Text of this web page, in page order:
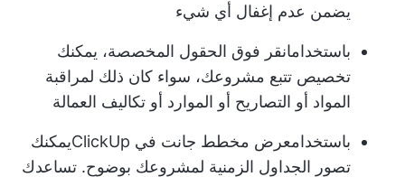
يضمن عدم إغفال أي شيء
باستخدامانقر فوق الحقول المخصصة، يمكنك
تخصيص تتبع مشروعك، سواء كان ذلك لمراقبة
المواد أو التصاريح أو الموارد أو تكاليف العمالة
باستخدامعرض مخطط جانت في ClickUp
يمكنك
تصور الجداول الزمنية لمشروعك بوضوح. تساعدك